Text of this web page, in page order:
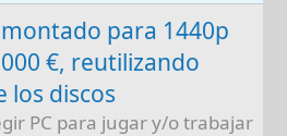
para 1440p
€, reutilizando
los discos
PC para jugar y/o trabajar